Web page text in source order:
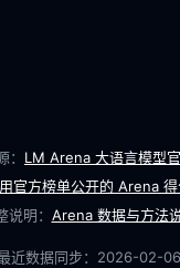
： LM Arena 大语言模型
官方榜单公开的 Arena
说明： Arena 数据与方法
近数据同步： 2026-02-06